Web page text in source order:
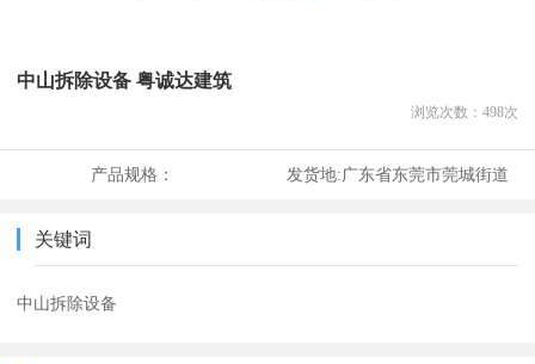
中山拆除设备 粤诚达建筑
浏览次数： 498次
产品规格： 发货地:广东省东莞市莞城街道
关键词
中山拆除设备